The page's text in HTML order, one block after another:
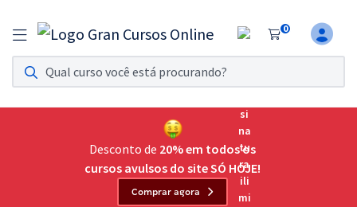
0
Assinatura Ilimitada 11
Acesso a todos os cursos. Teste grátis por 7 dias!
Assinatura OAB Até Passar
Acesso ilimitado a toda preparação para o Exame da
Residências Multiprofissionais
Desconto de 20% em todos os
cursos avulsos do site SÓ HOJE!
Comprar agora